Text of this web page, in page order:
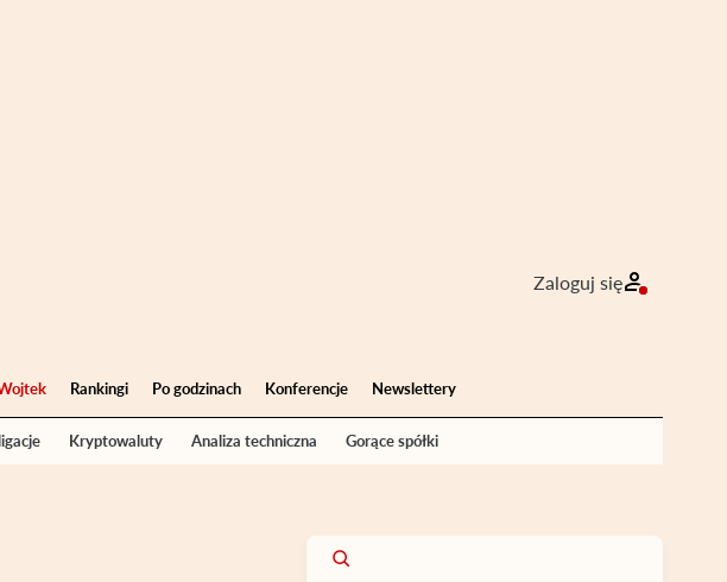
Zaloguj się
Rankingi Po godzinach Konferencje Newslettery
Kryptowaluty Analiza techniczna Gorące spółki